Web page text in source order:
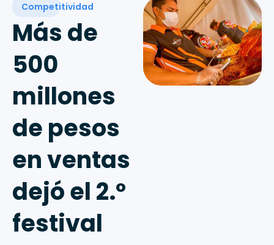
Competitividad
Más de
500
millones
de pesos
en ventas
dejó el 2.º
festival